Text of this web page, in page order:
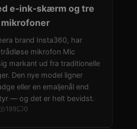
e-ink-skærm og tre
brand Insta360, har
mikrofon Mic
markant ud fra traditionelle
Den nye model ligner
eller en emaljenål end
— og det er helt bevidst.
199 0